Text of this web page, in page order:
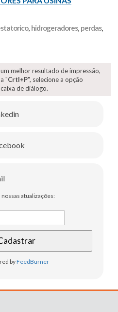
, hidrogeradores, perdas,
um melhor resultado de impressão,
"Crtl+P", selecione a opção
de diálogo.
nossas atualizações:
byFeedBurner